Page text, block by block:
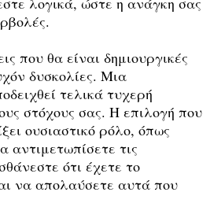
θα είναι δημιουργικές
δυσκολίες. Μια
τελικά τυχερή
στόχους σας. Η επιλογή που
ουσιαστικό ρόλο, όπως
αντιμετωπίσετε τις
ότι έχετε το
να απολαύσετε αυτά που